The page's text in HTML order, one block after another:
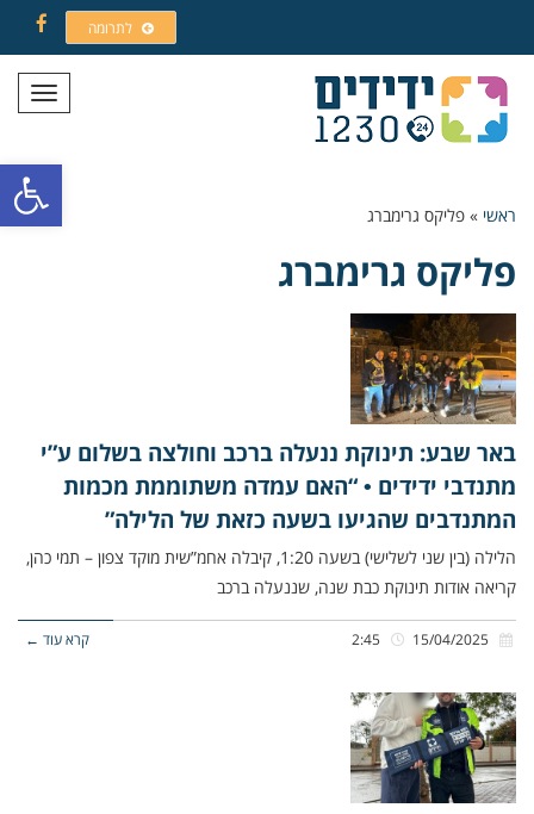
פתח
לתרומה
תפריט
ראשי » פליקס גרימברג
פליקס גרימברג
באר שבע: תינוקת ננעלה ברכב וחולצה בשלום ע”י
מתנדבי ידידים • “האם עמדה משתוממת מכמות
המתנדבים שהגיעו בשעה כזאת של הלילה”
הלילה (בין שני לשלישי) בשעה 1:20, קיבלה אחמ”שית מוקד צפון – תמי כהן,
קריאה אודות תינוקת כבת שנה, שננעלה ברכב
קרא עוד ←